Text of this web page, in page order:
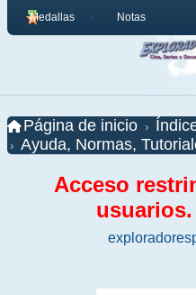
Medallas Notas
Página de inicio
Ayuda, Normas,
Acceso
usuarios.